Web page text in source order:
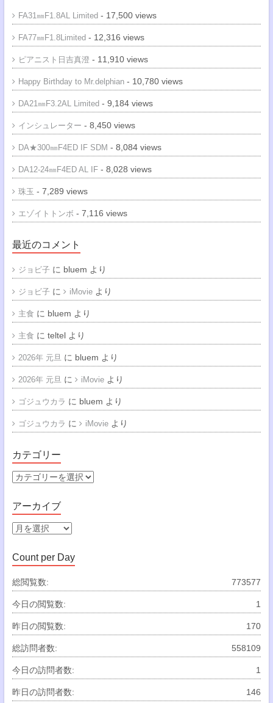
FA31㎜F1.8AL Limited- 17,500 views
FA77㎜F1.8Limited- 12,316 views
ピアニスト日吉真澄 - 11,910 views
Happy Birthday to Mr.delphian- 10,780 views
DA21㎜F3.2AL Limited- 9,184 views
インシュレーター - 8,450 views
DA★300㎜F4ED IF SDM - 8,084 views
DA12-24㎜F4ED AL IF- 8,028 views
珠玉 - 7,289 views
エゾイトトンボ - 7,116 views
最近のコメント
ジョビ子 に bluem より
ジョビ子 に iMovieより
主食 に bluem より
主食 に teltelより
2026年 元旦 に bluem より
2026年 元旦 に iMovieより
ゴジュウカラ に bluem より
ゴジュウカラ に iMovieより
カテゴリー
カ
ゴ
リ
ー
アーカイブ
ア
カ
イ
ブ
Count per Day
773577
総閲覧数:
1
今日の閲覧数:
170
昨日の閲覧数:
558109
総訪問者数:
1
今日の訪問者数:
146
昨日の訪問者数: